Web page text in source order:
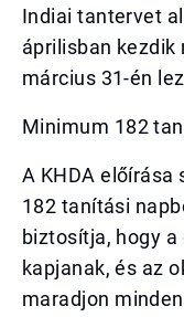
Indiai tantervet
áprilisban kezdik
március 31-én
Minimum 182
A KHDA előírása
182 tanítási
biztosítja, hogy
kapjanak, és az
maradjon